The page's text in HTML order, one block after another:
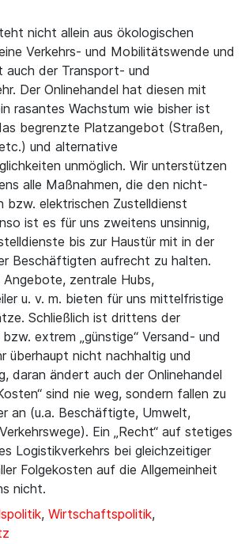
nicht allein aus ökologischen
Verkehrs- und Mobilitätswende und
auch der Transport- und
Der Onlinehandel hat diesen mit
rasantes Wachstum wie bisher ist
begrenzte Platzangebot (Straßen,
und alternative
unmöglich. Wir unterstützen
alle Maßnahmen, die den nicht-
bzw. elektrischen Zustelldienst
ist es für uns zweitens unsinnig,
bis zur Haustür mit in der
Beschäftigten aufrecht zu halten.
Angebote, zentrale Hubs,
u. v. m. bieten für uns mittelfristige
Schließlich ist drittens der
extrem „günstige“ Versand- und
überhaupt nicht nachhaltig und
daran ändert auch der Onlinehandel
sind nie weg, sondern fallen zu
an (u.a. Beschäftigte, Umwelt,
Ein „Recht“ auf stetiges
Logistikverkehrs bei gleichzeitiger
Folgekosten auf die Allgemeinheit
nicht.
, Wirtschaftspolitik,